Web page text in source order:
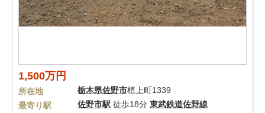
1,500万円
所在地 栃木県佐野市植上町1339
最寄り駅
佐野市駅 徒歩18分 東武鉄道佐野線